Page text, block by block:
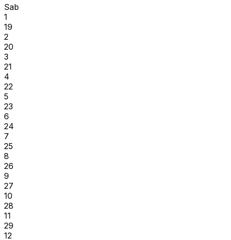
Sab
1
19
2
20
3
21
4
22
5
23
6
24
7
25
8
26
9
27
10
28
11
29
12